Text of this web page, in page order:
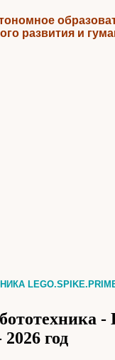
развития и
-
2026 год